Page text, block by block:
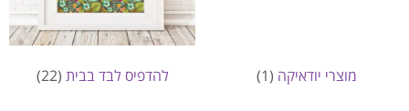
מוצרי יודאיקה (1) להדפיס לבד בבית (22)